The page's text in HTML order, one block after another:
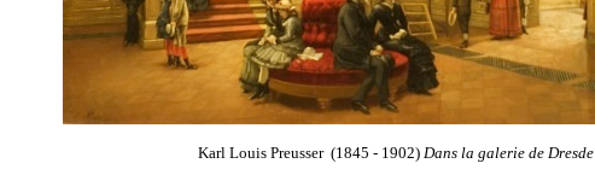
Karl Louis Preusser (1845 - 1902) Dans la galerie de Dresde